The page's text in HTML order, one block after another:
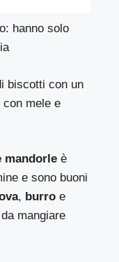
hanno solo
biscotti con un
mele e
mandorle è
e sono buoni
, burro e
mangiare